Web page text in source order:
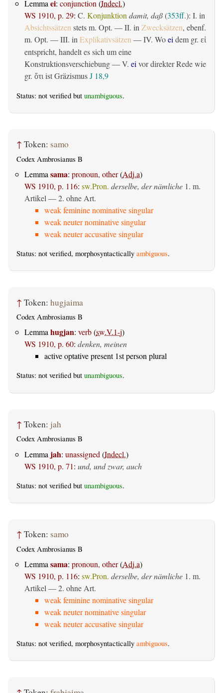
Lemma ei: conjunction (Indecl.)
WS 1910, p. 29: C. Konjunktion damit, daß(353ff.): I. in
Absichtssätzen stets m. Opt. — II. in Zwecksätzen, ebenf.
m. Opt. — III. in Explikativsätzen — IV. Woei dem gr. εἰ
entspricht, handelt es sich um eine
Konstruktionsverschiebung — V. ei vor direkter Rede wie
gr. ὅτι ist GräzismusJ 18,9
Status: not verified but unambiguous.
↑ Token: samo
Codex Ambrosianus B
Lemma sama: pronoun, other(Adj.a)
WS 1910, p. 116: sw.Pron. derselbe, der nämliche 1. m.
Artikel — 2. ohne Art.
weak feminine nominative singular
weak neuter nominative singular
weak neuter accusative singular
Status: not verified, morphosyntactically ambiguous.
↑ Token: hugjaima
Codex Ambrosianus B
Lemmahugjan: verb(sw.V.1-j)
WS 1910, p. 60: denken, meinen
active optative present 1st person plural
Status: not verified but unambiguous.
↑ Token: jah
Codex Ambrosianus B
Lemma jah: unassigned (Indecl.)
WS 1910, p. 71: und, und zwar, auch
Status: not verified but unambiguous.
↑ Token: samo
Codex Ambrosianus B
Lemma sama: pronoun, other(Adj.a)
WS 1910, p. 116: sw.Pron. derselbe, der nämliche 1. m.
Artikel — 2. ohne Art.
weak feminine nominative singular
weak neuter nominative singular
weak neuter accusative singular
Status: not verified, morphosyntactically ambiguous.